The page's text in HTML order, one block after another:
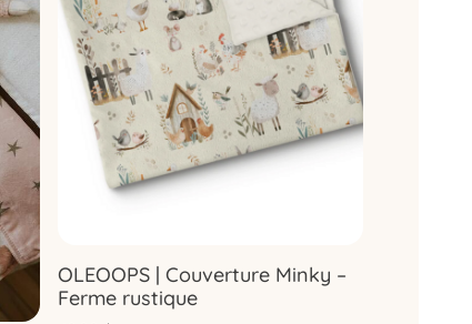
OLEOOPS | Couverture Minky –
Ferme rustique